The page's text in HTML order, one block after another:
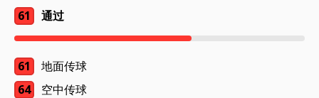
61 通过
61
地面传球
64
空中传球